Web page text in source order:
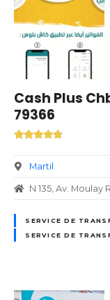
Cash Plus
79366
Martil
N 135, Av. Moulay
SERVICE DE
SERVICE DE